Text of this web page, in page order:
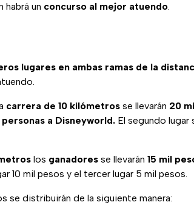
habrá un concurso al mejor atuendo.
lugares en ambas ramas de la
carrera de 10 kilómetros se llevarán 20
a Disneyworld. El segundo lugar
los ganadores se llevarán 15 mil
10 mil pesos y el tercer lugar 5 mil pesos.
se distribuirán de la siguiente manera: